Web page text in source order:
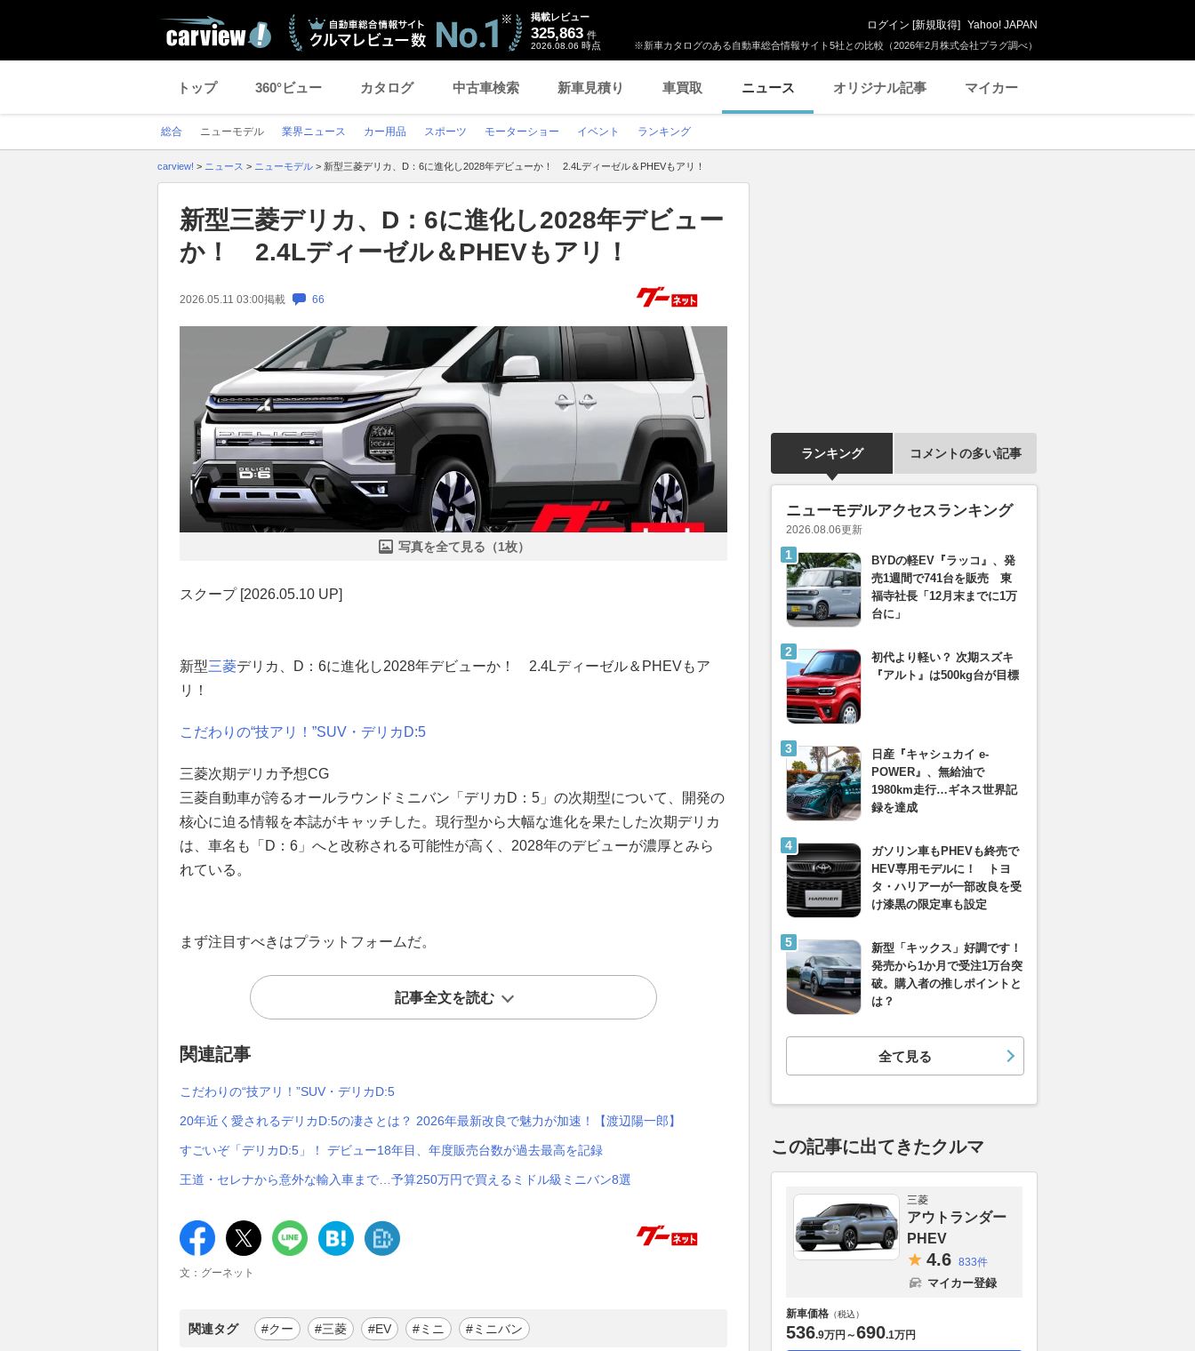
※新車カタログのある自動車総合情報サイト5社との比較（2026年2月株式会社プラグ調べ）
掲載レビュー
325,863 件
2026.08.06 時点
ログイン [新規取得] Yahoo! JAPAN
トップ 360°ビュー カタログ 中古車検索 新車見積り 車買取 ニュース オリジナル記事 マイカー
総合 ニューモデル 業界ニュース カー用品 スポーツ モーターショー イベント ランキング
carview! > ニュース > ニューモデル > 新型三菱デリカ、D：6に進化し2028年デビューか！ 2.4Lディーゼル＆PHEVもアリ！
新型三菱デリカ、D：6に進化し2028年デビュー
か！ 2.4Lディーゼル＆PHEVもアリ！
2026.05.11 03:00掲載 66
写真を全て見る（1枚）
スクープ [2026.05.10 UP]
新型三菱デリカ、D：6に進化し2028年デビューか！ 2.4Lディーゼル＆PHEVもア
リ！
こだわりの“技アリ！”SUV・デリカD:5
三菱次期デリカ予想CG
三菱自動車が誇るオールラウンドミニバン「デリカD：5」の次期型について、開発の
核心に迫る情報を本誌がキャッチした。現行型から大幅な進化を果たした次期デリカ
は、車名も「D：6」へと改称される可能性が高く、2028年のデビューが濃厚とみら
れている。
まず注目すべきはプラットフォームだ。
記事全文を読む
関連記事
こだわりの“技アリ！”SUV・デリカD:5
20年近く愛されるデリカD:5の凄さとは？ 2026年最新改良で魅力が加速！【渡辺陽一郎】
すごいぞ「デリカD:5」！ デビュー18年目、年度販売台数が過去最高を記録
王道・セレナから意外な輸入車まで…予算250万円で買えるミドル級ミニバン8選
文：グーネット
関連タグ #クー #三菱 #EV #ミニ #ミニバン
ランキング コメントの多い記事
ニューモデルアクセスランキング
2026.08.06更新
BYDの軽EV『ラッコ』、発
売1週間で741台を販売 東
福寺社長「12月末までに1万
台に」
初代より軽い？ 次期スズキ
『アルト』は500kg台が目標
日産『キャシュカイ e-
POWER』、無給油で
1980km走行…ギネス世界記
録を達成
ガソリン車もPHEVも終売で
HEV専用モデルに！ トヨ
タ・ハリアーが一部改良を受
け漆黒の限定車も設定
新型「キックス」好調です！
発売から1か月で受注1万台突
破。購入者の推しポイントと
は？
全て見る
この記事に出てきたクルマ
三菱
アウトランダー
PHEV
4.6 833件
マイカー登録
新車価格 （税込）
536.9万円 ～690.1万円